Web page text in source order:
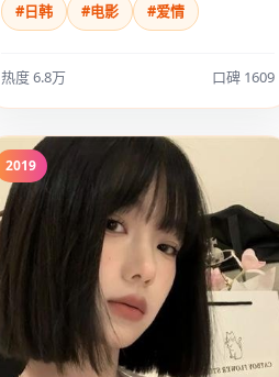
#日韩 #电影 #爱情
热度 6.8万 口碑 1609
2019